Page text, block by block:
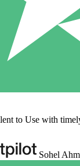
to Use with
Sohel